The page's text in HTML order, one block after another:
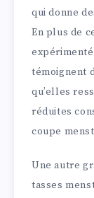
qui donne
En plus de
témoignent
qu’elles
réduites
coupe
Une autre
tasses